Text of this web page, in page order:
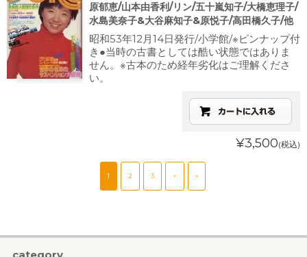
原郁恵/山本由香利/リン/五十嵐知子/大橋恵理子/
水島美奈子&大谷麻知子&原悦子/高田橋久子/他
昭和53年12月14日発行/小学館/※ピンナップ付
き●当時の古書としては酷い状態ではありま
せん。※古本のため経年劣化はご理解くださ
い。
¥3,500(税込)
1 2 3 > »